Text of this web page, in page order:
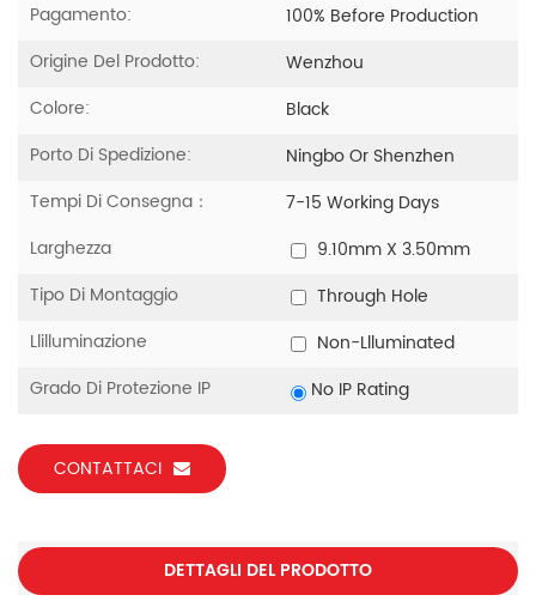
Pagamento:
100% Before Production
Origine Del Prodotto:
Wenzhou
Colore:
Black
Porto Di Spedizione:
Ningbo Or Shenzhen
Tempi Di Consegna：
7-15 Working Days
Larghezza
9.10mm X 3.50mm
Tipo Di Montaggio
Through Hole
Llilluminazione
Non-Llluminated
Grado Di Protezione IP
No IP Rating
CONTATTACI
DETTAGLI DEL PRODOTTO